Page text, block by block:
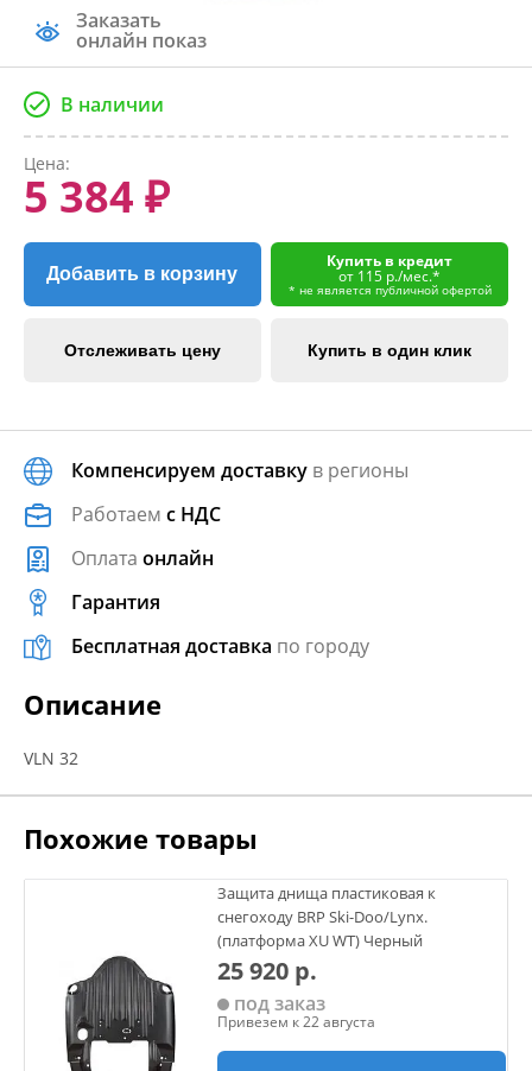
Заказать
онлайн показ
В наличии
Цена:
5 384 ₽
Добавить в корзину
Купить в кредит
от 115 р./мес.*
* не является публичной офертой
Отслеживать цену Купить в один клик
Компенсируем доставку в регионы
Работаем с НДС
Оплата онлайн
Гарантия
Бесплатная доставка по городу
Описание
VLN 32
Похожие товары
Защита днища пластиковая к
снегоходу BRP Ski-Doo/Lynx.
(платформа XU WT) Черный
25 920 р.
под заказ
Привезем к 22 августа